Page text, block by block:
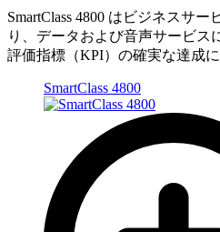
SmartClass 4800 はビジネスサ
り、データおよび音声サービス
評価指標（KPI）の確実な達成
SmartClass 4800